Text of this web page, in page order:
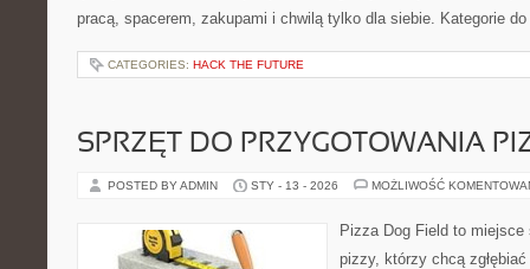
pracą, spacerem, zakupami i chwilą tylko dla siebie. Kategorie
CATEGORIES: HACK THE FUTURE
SPRZĘT DO PRZYGOTOWANIA
POSTED BY ADMIN STY - 13 - 2026 MOŻLIWOŚĆ
Pizza Dog Field to miejsce
pizzy, którzy chcą